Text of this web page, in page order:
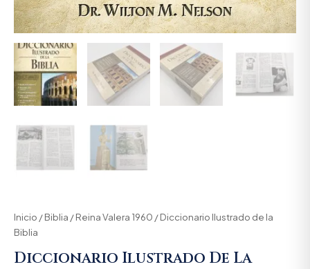
Inicio /Biblia /Reina Valera 1960 / Diccionario Ilustrado de la
Biblia
Diccionario Ilustrado De La